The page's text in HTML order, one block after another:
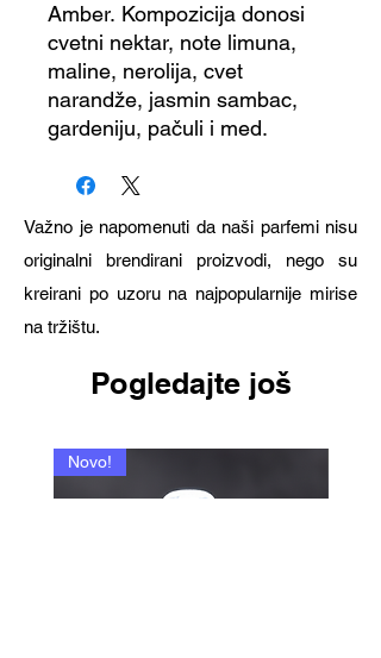
Amber. Kompozicija donosi
cvetni nektar, note limuna,
maline, nerolija, cvet
narandže, jasmin sambac,
gardeniju, pačuli i med.
Važno je napomenuti da naši parfemi nisu
originalni brendirani proizvodi, nego su
kreirani po uzoru na najpopularnije mirise
na tržištu.
Pogledajte još
Novo!